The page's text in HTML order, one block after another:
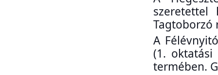
Tagtoborzó
A
(1. oktatási
termében.